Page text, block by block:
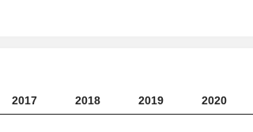
2017 2018 2019 2020